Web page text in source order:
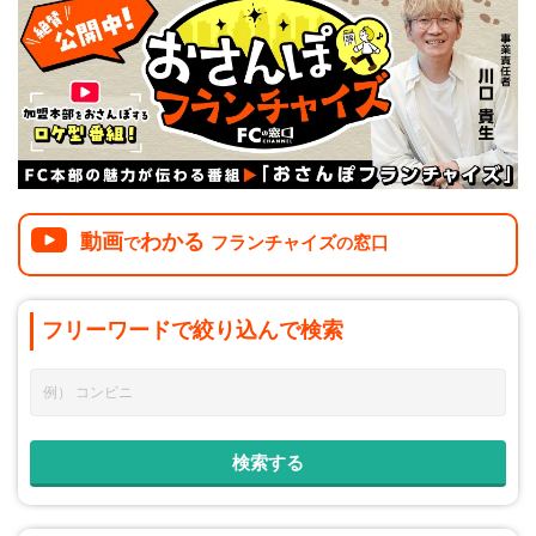
小売業
介護・福祉業
美容・健康業
海外FC本部
インターン独立・社員募集
1001万円以上
関東
東海
近畿
中国
九州・沖縄
介護
塾
飲食
リペアクリーニング
夫婦で開業
イベント
お役立ち情報コラム
会員登録 ログイン
動画でわかる フランチャイズの窓口
フリーワードで絞り込んで検索